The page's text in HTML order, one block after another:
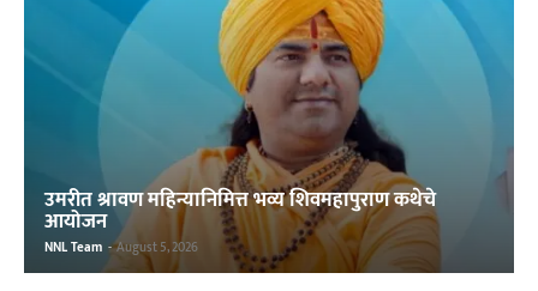
उमरीत श्रावण महिन्यानिमित्त भव्य शिवमहापुराण कथेचे
आयोजन
NNL Team - August 5, 2026